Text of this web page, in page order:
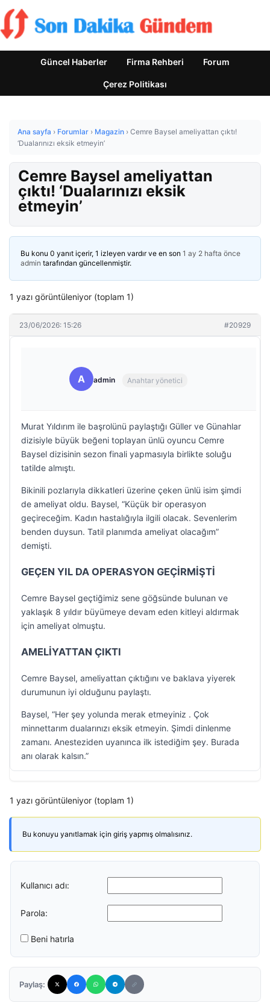
Güncel Haberler Firma Rehberi Forum
Çerez Politikası
Ana sayfa › Forumlar › Magazin › Cemre Baysel ameliyattan çıktı!
‘Dualarınızı eksik etmeyin’
Cemre Baysel ameliyattan
çıktı! ‘Dualarınızı eksik
etmeyin’
Bu konu 0 yanıt içerir, 1 izleyen vardır ve en son 1 ay 2 hafta önce
admin tarafından güncellenmiştir.
1 yazı görüntüleniyor (toplam 1)
23/06/2026: 15:26 #20929
A admin Anahtar yönetici
Murat Yıldırım ile başrolünü paylaştığı Güller ve Günahlar
dizisiyle büyük beğeni toplayan ünlü oyuncu Cemre
Baysel dizisinin sezon finali yapmasıyla birlikte soluğu
tatilde almıştı.
Bikinili pozlarıyla dikkatleri üzerine çeken ünlü isim şimdi
de ameliyat oldu. Baysel, “Küçük bir operasyon
geçireceğim. Kadın hastalığıyla ilgili olacak. Sevenlerim
benden duysun. Tatil planımda ameliyat olacağım”
demişti.
GEÇEN YIL DA OPERASYON GEÇİRMİŞTİ
Cemre Baysel geçtiğimiz sene göğsünde bulunan ve
yaklaşık 8 yıldır büyümeye devam eden kitleyi aldırmak
için ameliyat olmuştu.
AMELİYATTAN ÇIKTI
Cemre Baysel, ameliyattan çıktığını ve baklava yiyerek
durumunun iyi olduğunu paylaştı.
Baysel, “Her şey yolunda merak etmeyiniz . Çok
minnettarım dualarınızı eksik etmeyin. Şimdi dinlenme
zamanı. Anesteziden uyanınca ilk istediğim şey. Burada
anı olarak kalsın.”
1 yazı görüntüleniyor (toplam 1)
Bu konuyu yanıtlamak için giriş yapmış olmalısınız.
Kullanıcı adı:
Parola:
Beni hatırla
Paylaş: